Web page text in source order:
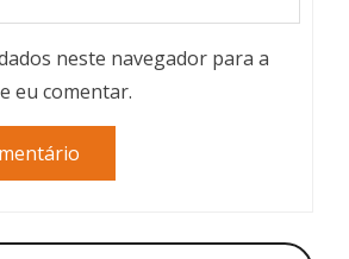
neste navegador para a
eu comentar.